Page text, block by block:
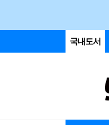
국내도서